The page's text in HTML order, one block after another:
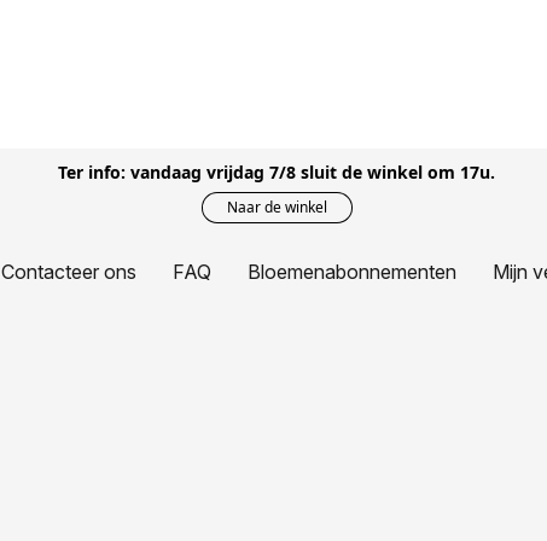
Ter info: vandaag vrijdag 7/8 sluit de winkel om 17u.
Naar de winkel
Contacteer ons FAQ Bloemenabonnementen Mijn